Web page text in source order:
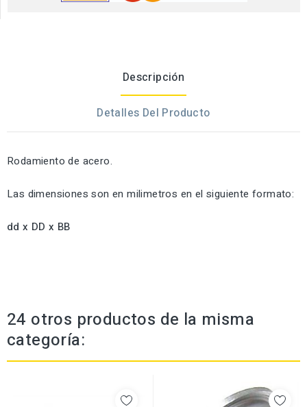
Descripción
Detalles Del Producto
Rodamiento de acero.
Las dimensiones son en milimetros en el siguiente formato:
dd x DD x BB
24 otros productos de la misma
categoría: